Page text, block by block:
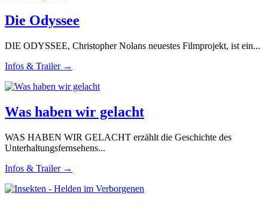
Die Odyssee
DIE ODYSSEE, Christopher Nolans neuestes Filmprojekt, ist ein...
Infos & Trailer →
Was haben wir gelacht
WAS HABEN WIR GELACHT erzählt die Geschichte des
Unterhaltungsfernsehens...
Infos & Trailer →